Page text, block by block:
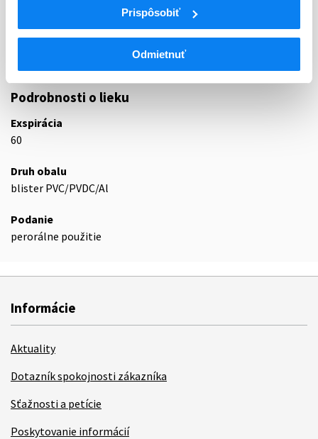
Prispôsobiť
Odmietnuť
DIURETIKÁ SO SLABŠÍM ÚČINKOM, S
C03BA
Sulfónamidy samotné
Indapamid
Podrobnosti o lieku
Exspirácia
60
Druh obalu
blister PVC/PVDC/Al
Podanie
perorálne použitie
Informácie
Aktuality
Dotazník spokojnosti zákazníka
Sťažnosti a petície
Poskytovanie informácií